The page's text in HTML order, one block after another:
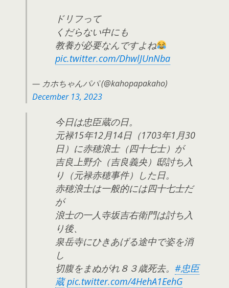
ドリフって
くだらない中にも
教養が必要なんですよね
pic.twitter.com/DhwlJUnNba
— カホちゃんパパ (@kahopapakaho)
December 13, 2023
今日は忠臣蔵の日。
元禄15年12月14日（1703年1月30
日）に赤穂浪士（四十七士）が
吉良上野介（吉良義央）邸討ち入
り（元禄赤穂事件）した日。
赤穂浪士は一般的には四十七士だ
が
浪士の一人寺坂吉右衛門は討ち入
り後、
泉岳寺にひきあげる途中で姿を消
し
切腹をまぬがれ８３歳死去。 #忠臣
蔵 pic.twitter.com/4HehA1EehG